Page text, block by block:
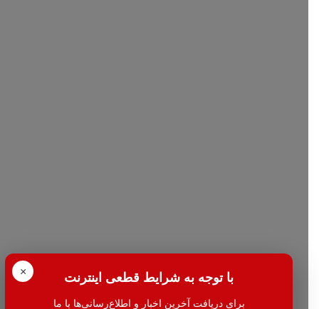
× با توجه به شرایط قطعی اینترنت
برای دریافت آخرین اخبار و اطلاع‌رسانی‌ها با ما